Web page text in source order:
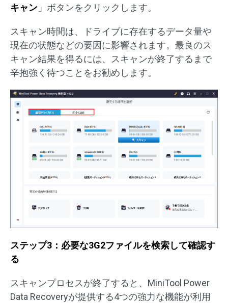
キャン 」ボタンをクリックします。
スキャン時間は、ドライブに存在するデータ量や
現在の状態などの要因に影響されます。最良のス
キャン結果を得るには、スキャンが終了するまで
辛抱強く待つことをお勧めします。
ステップ3：必要な3G2ファイルを検索して確認す
る
スキャンプロセスが終了すると、MiniTool Power
Data Recoveryが提供する4つの強力な機能が利用